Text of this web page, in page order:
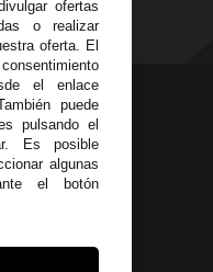
98
44 45 44
ofertas
o realizar
oferta. El
el enlace
puede
pulsando el
Es posible
algunas
el botón